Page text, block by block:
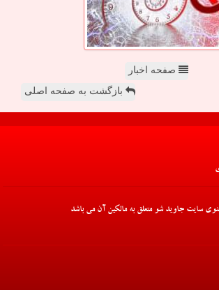
صفحه اخبار
بازگشت به صفحه اصلی